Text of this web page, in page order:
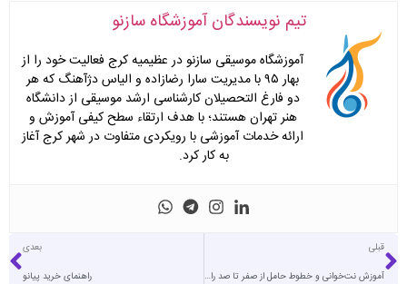
تیم نویسندگان آموزشگاه سازنو
آموزشگاه موسیقی سازنو در عظیمیه کرج فعالیت خود را از
بهار ۹۵ با مدیریت سارا رضازاده و الیاس دژآهنگ که هر
دو فارغ التحصیلان کارشناسی ارشد موسیقی از دانشگاه
هنر تهران هستند؛ با هدف ارتقاء سطح کیفی آموزش و
ارائه خدمات آموزشی با رویکردی متفاوت در شهر کرج آغاز
به کار کرد.
قبلی
آموزش نت‌خوانی و خطوط حامل از صفر تا صد راهنمای کامل برای مبتدیان
بعدی
راهنمای خرید پیانو